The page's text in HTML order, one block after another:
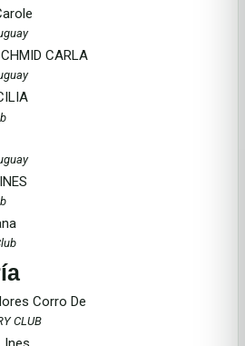
CARLA
Corro De
CLUB